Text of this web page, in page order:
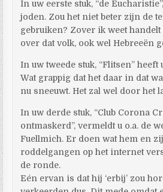
In uw eerste stuk, “de
joden. Zou het niet beter zijn de
gebruiken? Zover ik weet handelt
over dat volk, ook wel Hebreeën
In uw tweede stuk, “Flitsen” heeft
Wat grappig dat het daar in dat
nu sneeuwt. Het zal wel door het
In uw derde stuk, “Club Corona
ontmaskerd”, vermeldt u o.a. de
Fuellmich. Er doen wat hem en
roddelgangen op het internet
de ronde.
Eén ervan is dat hij ‘erbij’ zou